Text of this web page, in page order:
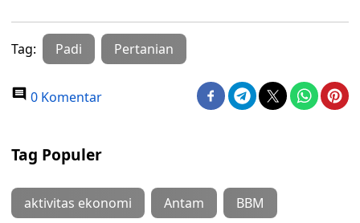
Tag: Padi Pertanian
0 Komentar
Tag Populer
aktivitas ekonomi Antam BBM